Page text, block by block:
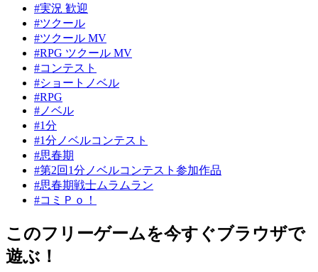
#実況 歓迎
#ツクール
#ツクール MV
#RPG ツクール MV
#コンテスト
#ショートノベル
#RPG
#ノベル
#1分
#1分ノベルコンテスト
#思春期
#第2回1分ノベルコンテスト参加作品
#思春期戦士ムラムラン
#コミＰｏ！
このフリーゲームを今すぐブラウザで
遊ぶ！